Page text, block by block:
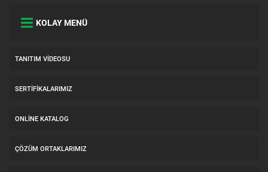
KOLAY MENÜ
TANITIM VIDEOSU
SERTIFIKALARIMIZ
ONLINE KATALOG
ÇÖZÜM ORTAKLARIMIZ